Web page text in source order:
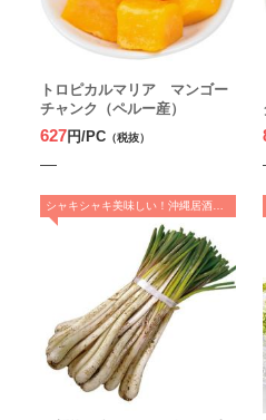
トロピカルマリア マンゴー
チャンク（ペルー産）
627円/PC（税抜）
シャキシャキ美味しい！沖縄居酒屋の定番